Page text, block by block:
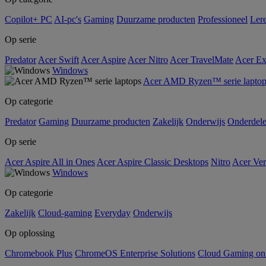
Copilot+ PC AI-pc's Gaming Duurzame producten Professioneel
Op serie
Predator Acer Swift Acer Aspire Acer Nitro Acer TravelMate Acer
Windows
Acer AMD Ryzen™ serie
Op categorie
Predator Gaming Duurzame producten Zakelijk Onderwijs
Op serie
Acer Aspire All in Ones Acer Aspire Classic Desktops Nitro Acer
Windows
Op categorie
Zakelijk Cloud-gaming Everyday Onderwijs
Op oplossing
Chromebook Plus ChromeOS Enterprise Solutions Cloud Gaming